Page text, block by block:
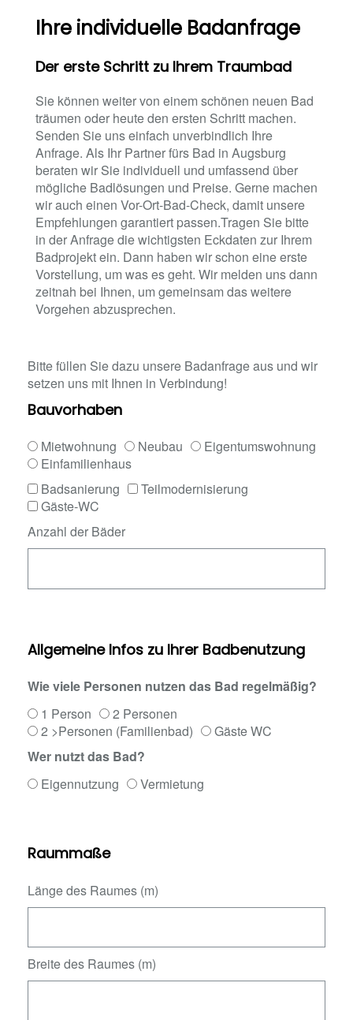
Ihre individuelle Badanfrage
Der erste Schritt zu Ihrem Traumbad
Sie können weiter von einem schönen neuen Bad
träumen oder heute den ersten Schritt machen.
Senden Sie uns einfach unverbindlich Ihre
Anfrage. Als Ihr Partner fürs Bad in Augsburg
beraten wir Sie individuell und umfassend über
mögliche Badlösungen und Preise. Gerne machen
wir auch einen Vor-Ort-Bad-Check, damit unsere
Empfehlungen garantiert passen.Tragen Sie bitte
in der Anfrage die wichtigsten Eckdaten zur Ihrem
Badprojekt ein. Dann haben wir schon eine erste
Vorstellung, um was es geht. Wir melden uns dann
zeitnah bei Ihnen, um gemeinsam das weitere
Vorgehen abzusprechen.
Bitte füllen Sie dazu unsere Badanfrage aus und wir
setzen uns mit Ihnen in Verbindung!
Bauvorhaben
Mietwohnung Neubau
Eigentumswohnung
Einfamilienhaus
Badsanierung
Teilmodernisierung
Gäste-WC
Anzahl der Bäder
Allgemeine Infos zu Ihrer Badbenutzung
Wie viele Personen nutzen das Bad regelmäßig?
1 Person
2 Personen
2 >Personen (Familienbad)
Gäste WC
Wer nutzt das Bad?
Eigennutzung
Vermietung
Raummaße
Länge des Raumes (m)
Breite des Raumes (m)